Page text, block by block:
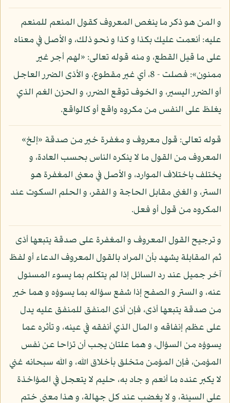
و المن هو ذكر ما ينغص المعروف كقول المنعم للمنعم
عليه: أنعمت عليك بكذا و كذا و نحو ذلك، و الأصل في معناه
على ما قيل القطع، و منه قوله تعالى: «لهم أجر غير
ممنون»: فصلت - 8، أي غير مقطوع، و الأذى الضرر العاجل
أو الضرر اليسير، و الخوف توقع الضرر، و الحزن الغم الذي
يغلظ على النفس من مكروه واقع أو كالواقع.
قوله تعالى: قول معروف و مغفرة خير من صدقة «إلخ»
المعروف من القول ما لا ينكره الناس بحسب العادة، و
يختلف باختلاف الموارد، و الأصل في معنى المغفرة هو
الستر، و الغنى مقابل الحاجة و الفقر، و الحلم السكوت عند
المكروه من قول أو فعل.
و ترجيح القول المعروف و المغفرة على صدقة يتبعها أذى
ثم المقابلة يشهد بأن المراد بالقول المعروف الدعاء أو لفظ
آخر جميل عند رد السائل إذا لم يتكلم بما يسوء المسئول
عنه، و الستر و الصفح إذا شفع سؤاله بما يسوؤه و هما خير
من صدقة يتبعها أذى، فإن أذى المنفق للمنفق عليه يدل
على عظم إنفاقه و المال الذي أنفقه في عينه، و تأثره عما
يسوؤه من السؤال، و هما علتان يجب أن تزاحا عن نفس
المؤمن، فإن المؤمن متخلق بأخلاق الله، و الله سبحانه غني
لا يكبر عنده ما أنعم و جاد به، حليم لا يتعجل في المؤاخذة
على السيئة، و لا يغضب عند كل جهالة، و هذا معنى ختم